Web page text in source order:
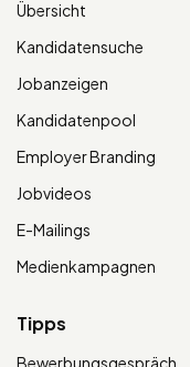
Übersicht
Kandidatensuche
Jobanzeigen
Kandidatenpool
Employer Branding
Jobvideos
E-Mailings
Medienkampagnen
Tipps
Bewerbungsgespräch